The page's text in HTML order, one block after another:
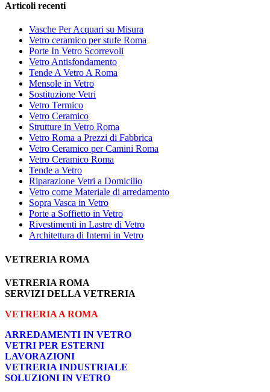
Articoli recenti
Vasche Per Acquari su Misura
Vetro ceramico per stufe Roma
Porte In Vetro Scorrevoli
Vetro Antisfondamento
Tende A Vetro A Roma
Mensole in Vetro
Sostituzione Vetri
Vetro Termico
Vetro Ceramico
Strutture in Vetro Roma
Vetro Roma a Prezzi di Fabbrica
Vetro Ceramico per Camini Roma
Vetro Ceramico Roma
Tende a Vetro
Riparazione Vetri a Domicilio
Vetro come Materiale di arredamento
Sopra Vasca in Vetro
Porte a Soffietto in Vetro
Rivestimenti in Lastre di Vetro
Architettura di Interni in Vetro
VETRERIA ROMA
VETRERIA ROMA
SERVIZI DELLA VETRERIA
VETRERIA A ROMA
ARREDAMENTI IN VETRO
VETRI PER ESTERNI
LAVORAZIONI
VETRERIA INDUSTRIALE
SOLUZIONI IN VETRO